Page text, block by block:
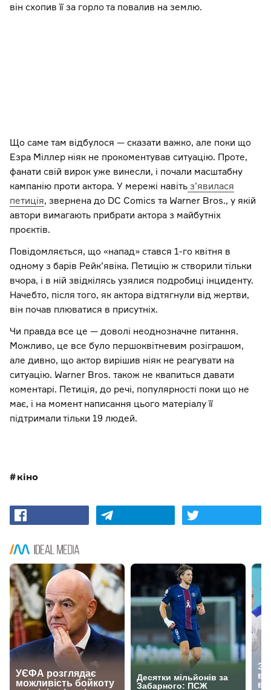
він схопив її за горло та повалив на землю.
Що саме там відбулося — сказати важко, але поки що
Езра Міллер ніяк не прокоментував ситуацію. Проте,
фанати свій вирок уже винесли, і почали масштабну
кампанію проти актора. У мережі навіть з’явилася
петиція, звернена до DC Comics та Warner Bros., у якій
автори вимагають прибрати актора з майбутніх
проєктів.
Повідомляється, що «напад» стався 1-го квітня в
одному з барів Рейк’явіка. Петицію ж створили тільки
вчора, і в ній звідкілясь узялися подробиці інциденту.
Начебто, після того, як актора відтягнули від жертви,
він почав плюватися в присутніх.
Чи правда все це — доволі неоднозначне питання.
Можливо, це все було першоквітневим розіграшом,
але дивно, що актор вирішив ніяк не реагувати на
ситуацію. Warner Bros. також не квапиться давати
коментарі. Петиція, до речі, популярності поки що не
має, і на момент написання цього матеріалу її
підтримали тільки 19 людей.
кіно